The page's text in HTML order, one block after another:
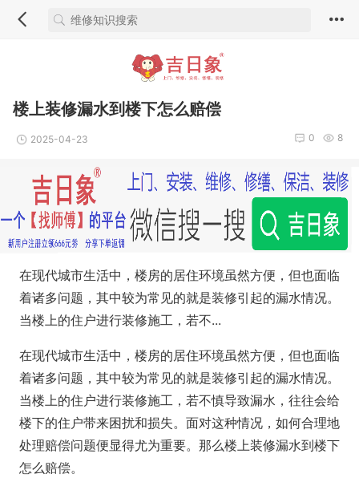
楼上装修漏水到楼下怎么赔偿
2025-04-23 8
0
在现代城市生活中，楼房的居住环境虽然方便，但也面临
着诸多问题，其中较为常见的就是装修引起的漏水情况。
当楼上的住户进行装修施工，若不...
在现代城市生活中，楼房的居住环境虽然方便，但也面临
着诸多问题，其中较为常见的就是装修引起的漏水情况。
当楼上的住户进行装修施工，若不慎导致漏水，往往会给
楼下的住户带来困扰和损失。面对这种情况，如何合理地
处理赔偿问题便显得尤为重要。那么楼上装修漏水到楼下
怎么赔偿。